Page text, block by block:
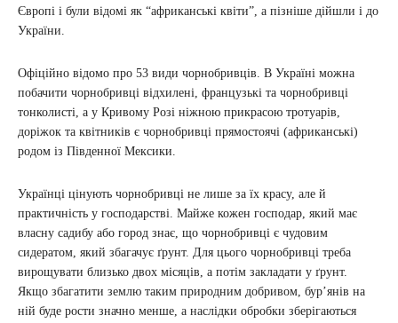
Європі і були відомі як “африканські квіти”, а пізніше дійшли і до
України.
Офіційно відомо про 53 види чорнобривців. В Україні можна
побачити чорнобривці відхилені, французькі та чорнобривці
тонколисті, а у Кривому Розі ніжною прикрасою тротуарів,
доріжок та квітників є чорнобривці прямостоячі (африканські)
родом із Південної Мексики.
Українці цінують чорнобривці не лише за їх красу, але й
практичність у господарстві. Майже кожен господар, який має
власну садибу або город знає, що чорнобривці є чудовим
сидератом, який збагачує ґрунт. Для цього чорнобривці треба
вирощувати близько двох місяців, а потім закладати у ґрунт.
Якщо збагатити землю таким природним добривом, бур’янів на
ній буде рости значно менше, а наслідки обробки зберігаються